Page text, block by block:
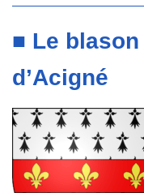
■ Le
d’Acigné